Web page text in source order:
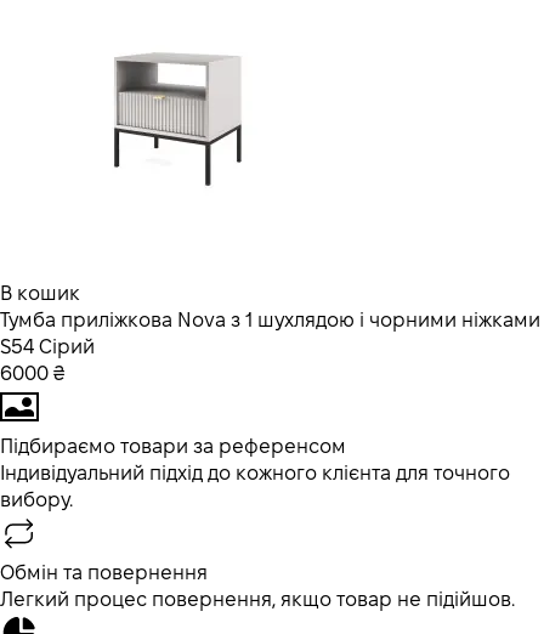
В кошик
Тумба приліжкова Nova з 1 шухлядою і чорними ніжками
S54 Сірий
6000 ₴
Підбираємо товари за референсом
Індивідуальний підхід до кожного клієнта для точного
вибору.
Обмін та повернення
Легкий процес повернення, якщо товар не підійшов.